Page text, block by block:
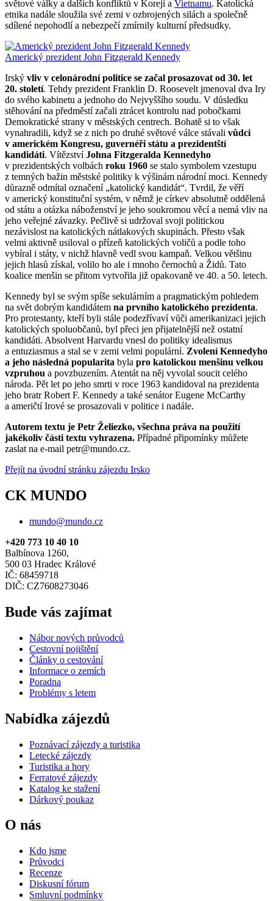
světové války a dalších konfliktů v Koreji a Vietnamu. Katolická
etnika nadále sloužila své zemi v ozbrojených silách a společně
sdílené nepohodlí a nebezpečí zmírnily kulturní předsudky.
Americký prezident John Fitzgerald Kennedy
Irský vliv v celonárodní politice se začal prosazovat od 30. let
20. století. Tehdy prezident Franklin D. Roosevelt jmenoval dva Iry
do svého kabinetu a jednoho do Nejvyššího soudu. V důsledku
stěhování na předměstí začali ztrácet kontrolu nad pobočkami
Demokratické strany v městských centrech. Bohatě si to však
vynahradili, když se z nich po druhé světové válce stávali vůdci
v americkém Kongresu, guvernéři státu a prezidentští
kandidáti. VítězstvíJohna Fitzgeralda Kennedyho
v prezidentských volbách roku 1960 se stalo symbolem vzestupu
z temných bažin městské politiky k výšinám národní moci. Kennedy
důrazně odmítal označení „katolický kandidát“. Tvrdil, že věří
v americký konstituční systém, v němž je církev absolutně oddělená
od státu a otázka náboženství je jeho soukromou věcí a nemá vliv na
jeho veřejné závazky. Pečlivě si udržoval svoji politickou
nezávislost na katolických nátlakových skupinách. Přesto však
velmi aktivně usiloval o přízeň katolických voličů a podle toho
vybíral i státy, v nichž hlavně vedl svou kampaň. Velkou většinu
jejich hlasů získal, volilo ho ale i mnoho černochů a Židů. Tato
koalice menšin se přitom vytvořila již opakovaně ve 40. a 50. letech.
Kennedy byl se svým spíše sekulárním a pragmatickým pohledem
na svět dobrým kandidátem na prvního katolického prezidenta.
Pro protestanty, kteří byli stále podezřívaví vůči amerikanizaci jejich
katolických spoluobčanů, byl přeci jen přijatelnější než ostatní
kandidáti. Absolvent Harvardu vnesl do politiky idealismus
a entuziasmus a stal se v zemi velmi populární. Zvolení Kennedyho
a jeho následná popularita byla pro katolickou menšinu velkou
vzpruhou a povzbuzením. Atentát na něj vyvolal soucit celého
národa. Pět let po jeho smrti v roce 1963 kandidoval na prezidenta
jeho bratr Robert F. Kennedy a také senátor Eugene McCarthy
a američtí Irové se prosazovali v politice i nadále.
Autorem textu je Petr Želiezko, všechna práva na použití
jakékoliv části textu vyhrazena. Případné připomínky můžete
zaslat na e-mail petr@mundo.cz.
Přejít na úvodní stránku zájezdu Irsko
CK MUNDO
mundo@mundo.cz
+420 773 10 40 10
Balbínova 1260,
500 03 Hradec Králové
IČ: 68459718
DIČ: CZ7608273046
Bude vás zajímat
Nábor nových průvodců
Cestovní pojištění
Články o cestování
Informace o zemích
Poradna
Problémy s letem
Nabídka zájezdů
Poznávací zájezdy a turistika
Letecké zájezdy
Turistika a hory
Ferratové zájezdy
Katalog ke stažení
Dárkový poukaz
O nás
Kdo jsme
Průvodci
Recenze
Diskusní fórum
Smluvní podmínky